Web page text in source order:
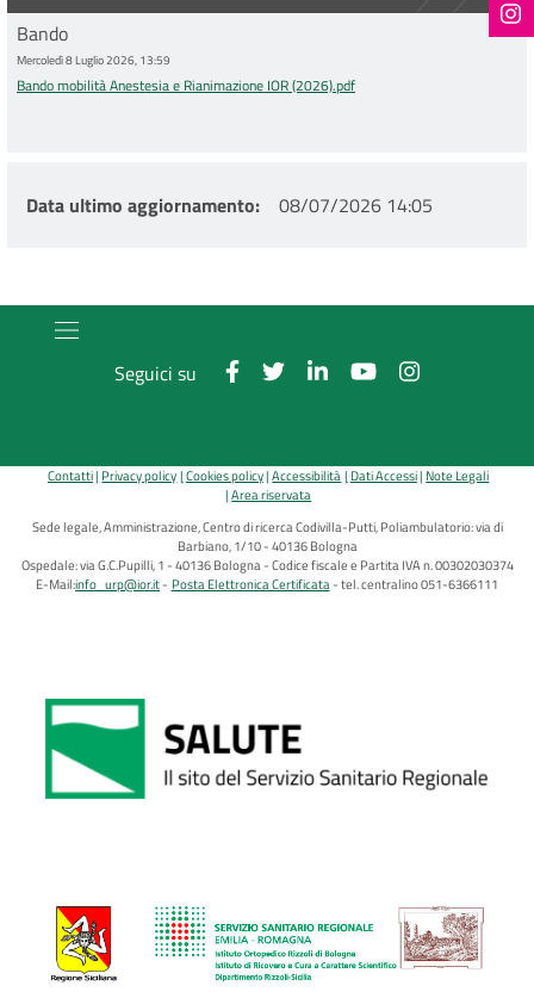
Bando
Mercoledì 8 Luglio 2026, 13:59
Bando mobilità Anestesia e Rianimazione IOR (2026).pdf
Data ultimo aggiornamento 08/07/2026 14:05
Seguici su
Contatti Privacy policy Cookies policy Accessibilità Dati Accessi Note Legali
Area riservata
Sede legale, Amministrazione, Centro di ricerca Codivilla-Putti, Poliambulatorio: via di
Barbiano, 1/10 - 40136 Bologna
Ospedale: via G.C.Pupilli, 1 - 40136 Bologna - Codice fiscale e Partita IVA n. 00302030374
E-Mail:info_urp@ior.it Posta Elettronica Certificata tel. centralino 051-6366111